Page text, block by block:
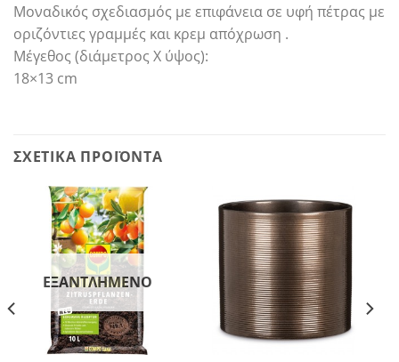
Μοναδικός σχεδιασμός με επιφάνεια σε υφή πέτρας με
οριζόντιες γραμμές και κρεμ απόχρωση .
Μέγεθος (διάμετρος Χ ύψος):
18×13 cm
ΣΧΕΤΙΚΆ ΠΡΟΪΌΝΤΑ
ΕΞΑΝΤΛΗΜΈΝΟ